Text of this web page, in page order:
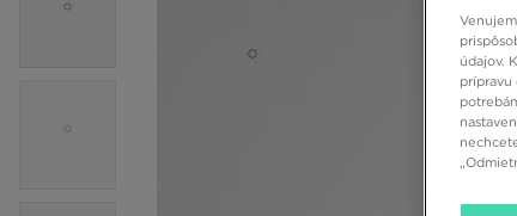
údajov.
prípravu